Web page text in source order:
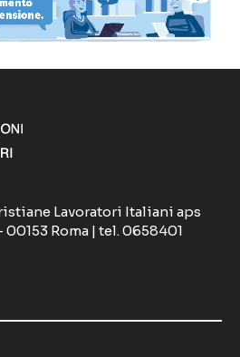
Lavoratori Italiani aps
00153 Roma | tel. 0658401